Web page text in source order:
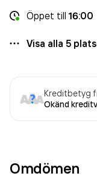
Öppet till 16:00
Visa alla 5
Kreditbetyg
Okänd
Omdömen